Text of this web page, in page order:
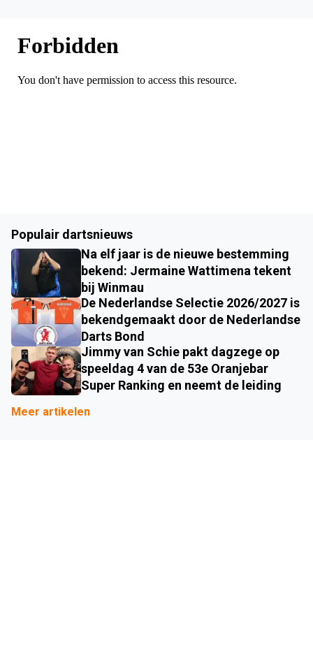
Populair dartsnieuws
Na elf jaar is de nieuwe bestemming
bekend: Jermaine Wattimena tekent
bij Winmau
De Nederlandse Selectie 2026/2027 is
bekendgemaakt door de Nederlandse
Darts Bond
Jimmy van Schie pakt dagzege op
speeldag 4 van de 53e Oranjebar
Super Ranking en neemt de leiding
Meer artikelen